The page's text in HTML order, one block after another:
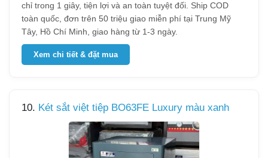
chỉ trong 1 giây, tiện lợi và an toàn tuyệt đối. Ship COD
toàn quốc, đơn trên 50 triệu giao miễn phí tại Trung Mỹ
Tây, Hồ Chí Minh, giao hàng từ 1-3 ngày.
Xem chi tiết & đặt mua
10. Két sắt việt tiệp BO63FE Luxury màu xanh